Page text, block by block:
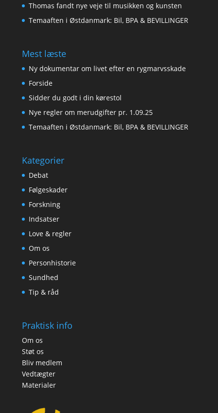
Thomas fandt nye veje til musikken og kunsten
Temaaften i Østdanmark: Bil, BPA & BEVILLINGER
Mest læste
Ny dokumentar om livet efter en rygmarvsskade
Forside
Sidder du godt i din kørestol
Nye regler om merudgifter pr. 1.09.25
Temaaften i Østdanmark: Bil, BPA & BEVILLINGER
Kategorier
Debat
Følgeskader
Forskning
Indsatser
Love & regler
Om os
Personhistorie
Sundhed
Tip & råd
Praktisk info
Om os
Støt os
Bliv medlem
Vedtægter
Materialer